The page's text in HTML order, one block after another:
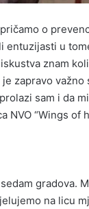
o
entuzijasti u
znam
zapravo
sam i da
NVO “Wings of
gradova.
na licu